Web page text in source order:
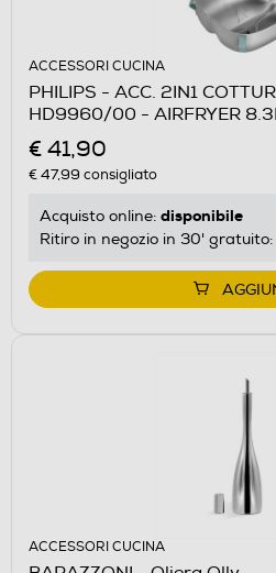
ACCESSORI CUCINA
PHILIPS - ACC. 2IN1
HD9960/00 - AIRFRYER
€ 41,90
€ 47,99 consigliato
Acquisto online: disponibile
Ritiro in negozio in 30' gratuito:
ACCESSORI CUCINA